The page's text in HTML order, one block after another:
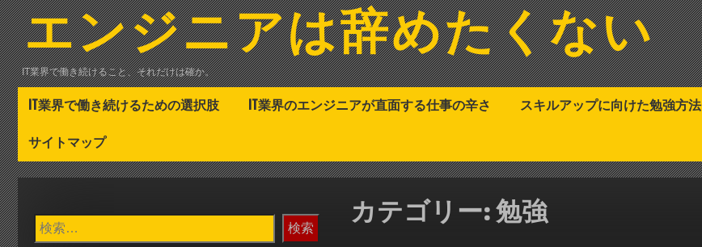
コ
ン
テ
ン
ツ
へ
ス
キ
ッ
プ
エンジニアは辞めたくない
IT業界で働き続けること、それだけは確か。
IT業界で働き続けるための選択肢 IT業界のエンジニアが直面する仕事の辛さ スキルアップに向けた勉強方法
サイトマップ
カテゴリー:勉強
検
索: